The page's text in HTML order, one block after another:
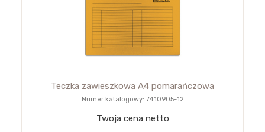
Teczka zawieszkowa A4 pomarańczowa
Numer katalogowy: 7410905-12
Twoja cena netto